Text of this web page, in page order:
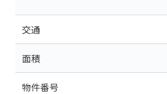
交通
面積
物件番号